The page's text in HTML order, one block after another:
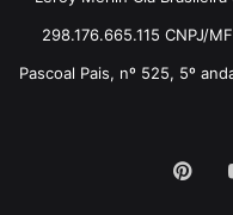
298.176.665.115 CNPJ/
Pascoal Pais, nº 525, 5º